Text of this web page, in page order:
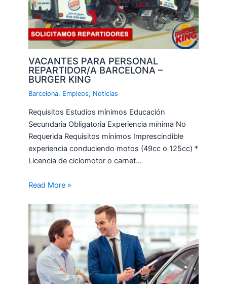
VACANTES PARA PERSONAL
REPARTIDOR/A BARCELONA –
BURGER KING
Barcelona, Empleos, Noticias
Requisitos Estudios mínimos Educación
Secundaria Obligatoria Experiencia mínima No
Requerida Requisitos mínimos Imprescindible
experiencia conduciendo motos (49cc o 125cc) *
Licencia de ciclomotor o carnet…
Read More »